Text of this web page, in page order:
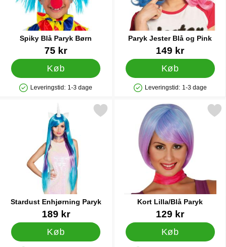
bare vil pifte dit look op med blåt hår, har vi passende blå
parykker til dig. Kig ind i vores store kategori med blå parykker og
opdag vores store udvalg af blå kostumeparykker og
halloweenparykker til rigtig gode priser. Vi tilbyder parykker i blå til
både børn og voksne til enhver lejlighed.
Spiky Blå Paryk Børn
Varenr 4336675 kr
Køb
Produkttilgængelighed: På lager
Leveringstid: 1-3 dage
Paryk Jester Blå og Pink
Varenr 19419149 kr
Køb
Produkttilgængelighed: På lager
Leveringstid: 1-3 dage
Stardust Enhjørning Paryk
Varenr 19426189 kr
Køb
Markér stardust Enhjørning Paryk som favorit
Kort Lilla/Blå Paryk
Varenr 84045129 kr
Køb
Markér kort Lilla/Blå